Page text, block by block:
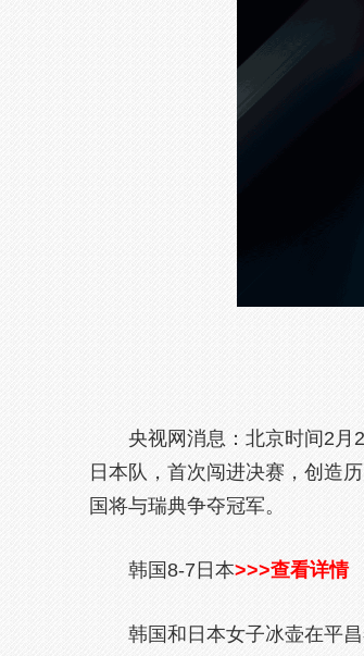
央视网消息：北京时间2月
日本队，首次闯进决赛，创造
国将与瑞典争夺冠军。
韩国8-7日本>>>查看详情
韩国和日本女子冰壶在平